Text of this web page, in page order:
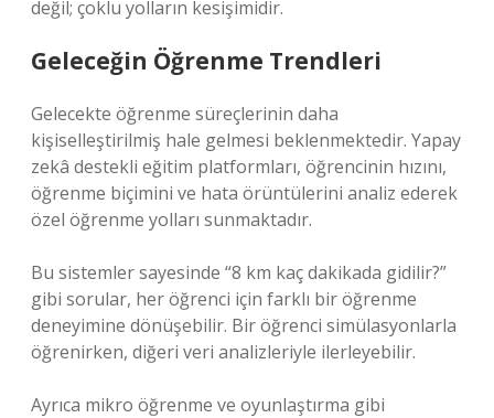
değil; çoklu yolların kesişimidir.
Geleceğin Öğrenme Trendleri
Gelecekte öğrenme süreçlerinin daha
kişiselleştirilmiş hale gelmesi beklenmektedir. Yapay
zekâ destekli eğitim platformları, öğrencinin hızını,
öğrenme biçimini ve hata örüntülerini analiz ederek
özel öğrenme yolları sunmaktadır.
Bu sistemler sayesinde “8 km kaç dakikada gidilir?”
gibi sorular, her öğrenci için farklı bir öğrenme
deneyimine dönüşebilir. Bir öğrenci simülasyonlarla
öğrenirken, diğeri veri analizleriyle ilerleyebilir.
Ayrıca mikro öğrenme ve oyunlaştırma gibi